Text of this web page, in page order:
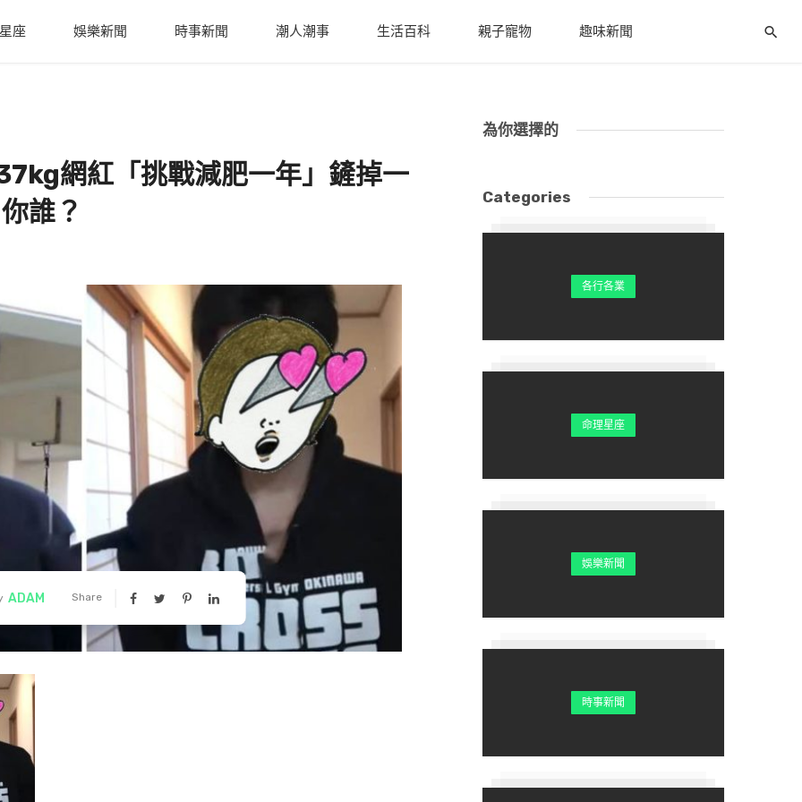
座 娛樂新聞 時事新聞 潮人潮事 生活百科 親子寵物 趣味新聞
網紅「挑戰減肥一年」鏟掉一
誰？
ADAM Share
為你選擇的
Categories
各行各業
命理星座
娛樂新聞
時事新聞